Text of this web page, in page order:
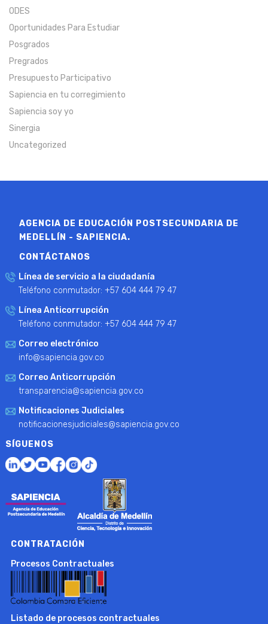
ODES
Oportunidades Para Estudiar
Posgrados
Pregrados
Presupuesto Participativo
Sapiencia en tu corregimiento
Sapiencia soy yo
Sinergia
Uncategorized
AGENCIA DE EDUCACIÓN POSTSECUNDARIA DE
MEDELLÍN - SAPIENCIA.
CONTÁCTANOS
Línea de servicio a la ciudadanía
Teléfono conmutador: +57 604 444 79 47
Línea Anticorrupción
Teléfono conmutador: +57 604 444 79 47
Correo electrónico
info@sapiencia.gov.co
Correo Anticorrupción
transparencia@sapiencia.gov.co
Notificaciones Judiciales
notificacionesjudiciales@sapiencia.gov.co
SÍGUENOS
CONTRATACIÓN
Procesos Contractuales
Listado de procesos contractuales